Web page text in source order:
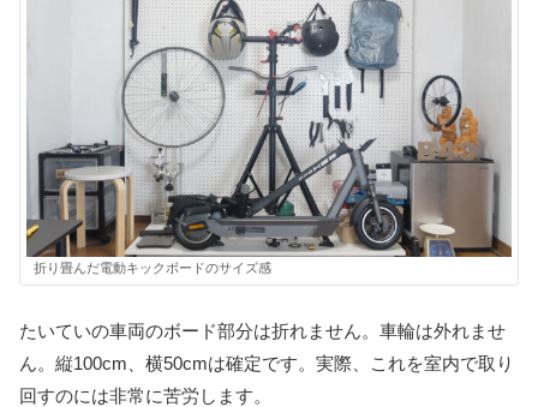
折り畳んだ電動キックボードのサイズ感
たいていの車両のボード部分は折れません。車輪は外れませ
ん。縦100cm、横50cmは確定です。実際、これを室内で取り
回すのには非常に苦労します。